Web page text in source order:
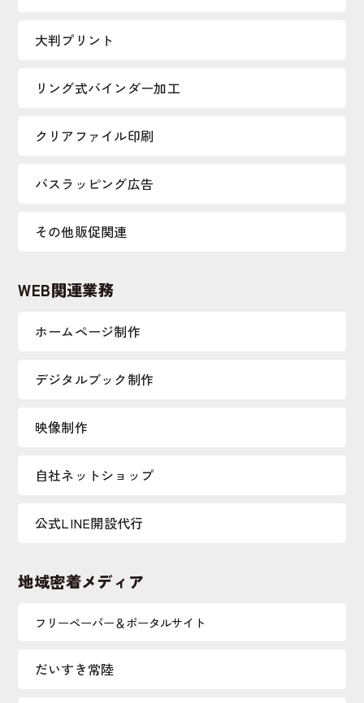
大判プリント
リング式バインダー加工
クリアファイル印刷
バスラッピング広告
その他販促関連
WEB関連業務
ホームページ制作
デジタルブック制作
映像制作
自社ネットショップ
公式LINE開設代行
地域密着メディア
フリーペーパー＆ポータルサイト
だいすき常陸